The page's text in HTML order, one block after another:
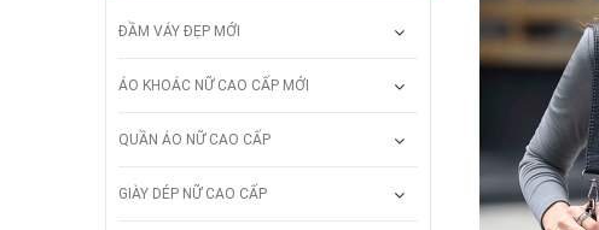
ĐẦM VÁY ĐẸP MỚI
ÁO KHOÁC NỮ CAO CẤP MỚI
QUẦN ÁO NỮ CAO CẤP
GIÀY DÉP NỮ CAO CẤP